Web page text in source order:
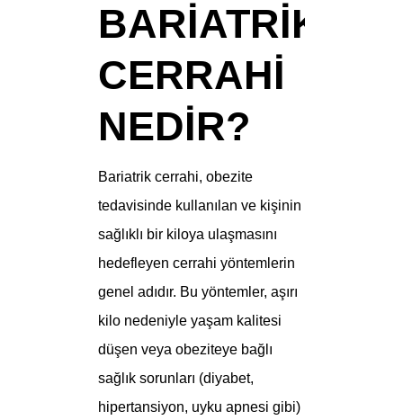
BARIATRIK
CERRAHI
NEDIR?
Bariatrik cerrahi, obezite
tedavisinde kullanılan ve kişinin
sağlıklı bir kiloya ulaşmasını
hedefleyen cerrahi yöntemlerin
genel adıdır. Bu yöntemler, aşırı
kilo nedeniyle yaşam kalitesi
düşen veya obeziteye bağlı
sağlık sorunları (diyabet,
hipertansiyon, uyku apnesi gibi)